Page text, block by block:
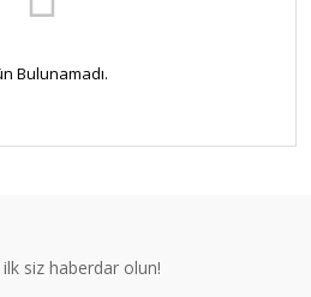
Bulunamadı.
siz haberdar olun!